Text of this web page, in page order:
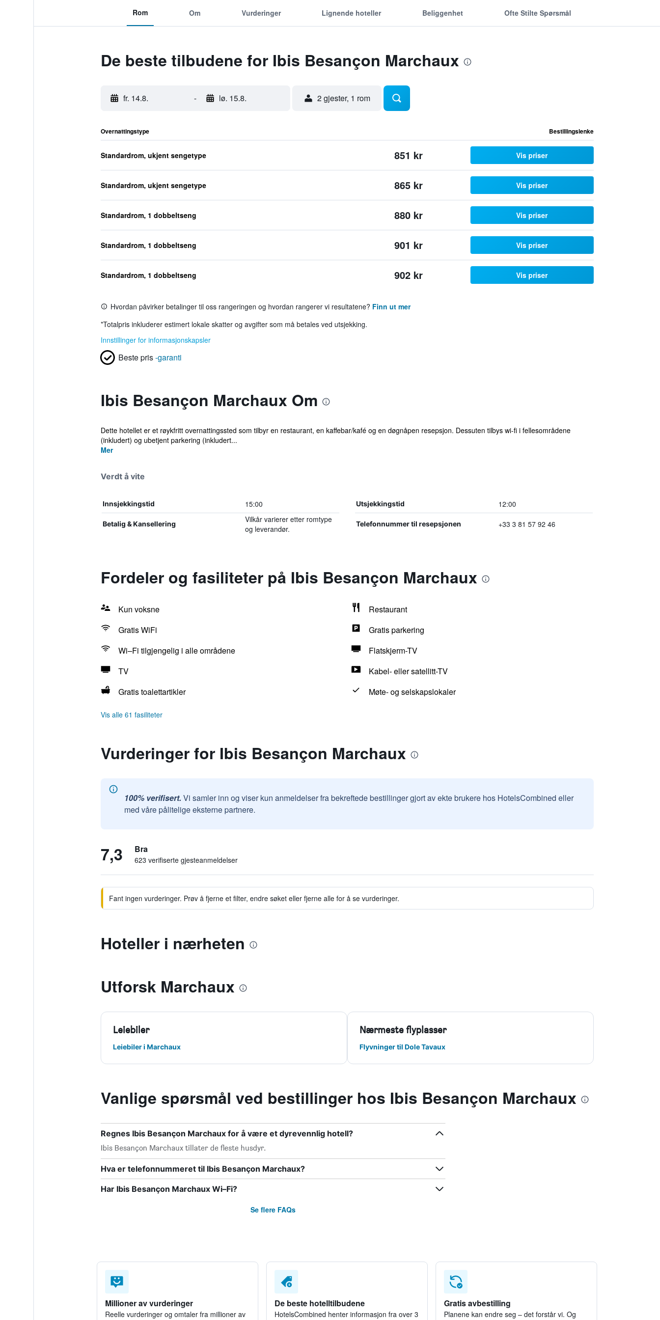
Rom Om Vurderinger Lignende hoteller Beliggenhet Ofte Stilte Spørsmål
De beste tilbudene for Ibis Besançon Marchaux
fr. 14.8. - lø. 15.8. 2 gjester, 1 rom
Overnattingstype Bestillingslenke
Standardrom, ukjent sengetype 851 kr Vis priser
Standardrom, ukjent sengetype 865 kr Vis priser
Standardrom, 1 dobbeltseng 880 kr Vis priser
Standardrom, 1 dobbeltseng 901 kr Vis priser
Standardrom, 1 dobbeltseng 902 kr Vis priser
Hvordan påvirker betalinger til oss rangeringen og hvordan rangerer vi resultatene? Finn ut mer
*Totalpris inkluderer estimert lokale skatter og avgifter som må betales ved utsjekking.
Innstillinger for informasjonskapsler
Beste pris-garanti
Ibis Besançon Marchaux Om
Dette hotellet er et røykfritt overnattingssted som tilbyr en restaurant, en kaffebar/kafé og en døgnåpen resepsjon. Dessuten tilbys wi-fi i fellesområdene
(inkludert) og ubetjent parkering (inkludert...
Mer
Verdt å vite
Innsjekkingstid 15:00 Utsjekkingstid 12:00
Betalig & Kansellering
Vilkår varierer etter romtype
og leverandør.
Telefonnummer til resepsjonen +33 3 81 57 92 46
Fordeler og fasiliteter på Ibis Besançon Marchaux
Kun voksne
Restaurant
Gratis WiFi
Gratis parkering
Wi–Fi tilgjengelig i alle områdene
Flatskjerm-TV
TV
Kabel- eller satellitt-TV
Gratis toalettartikler
Møte- og selskapslokaler
Vis alle 61 fasiliteter
Vurderinger for Ibis Besançon Marchaux
100% verifisert. Vi samler inn og viser kun anmeldelser fra bekreftede bestillinger gjort av ekte brukere hos HotelsCombined eller
med våre pålitelige eksterne partnere.
7,3 Bra
623 verifiserte gjesteanmeldelser
Fant ingen vurderinger. Prøv å fjerne et filter, endre søket eller fjerne alle for å se vurderinger.
Hoteller i nærheten
Utforsk Marchaux
Leiebiler
Leiebiler i Marchaux
Nærmeste flyplasser
Flyvninger til Dole Tavaux
Vanlige spørsmål ved bestillinger hos Ibis Besançon Marchaux
Regnes Ibis Besançon Marchaux for å være et dyrevennlig hotell?
Ibis Besançon Marchaux tillater de fleste husdyr.
Hva er telefonnummeret til Ibis Besançon Marchaux?
Har Ibis Besançon Marchaux Wi–Fi?
Se flere FAQs
Millioner av vurderinger
Reelle vurderinger og omtaler fra millioner av
De beste hotelltilbudene
HotelsCombined henter informasjon fra over 3
Gratis avbestilling
Planene kan endre seg – det forstår vi. Og